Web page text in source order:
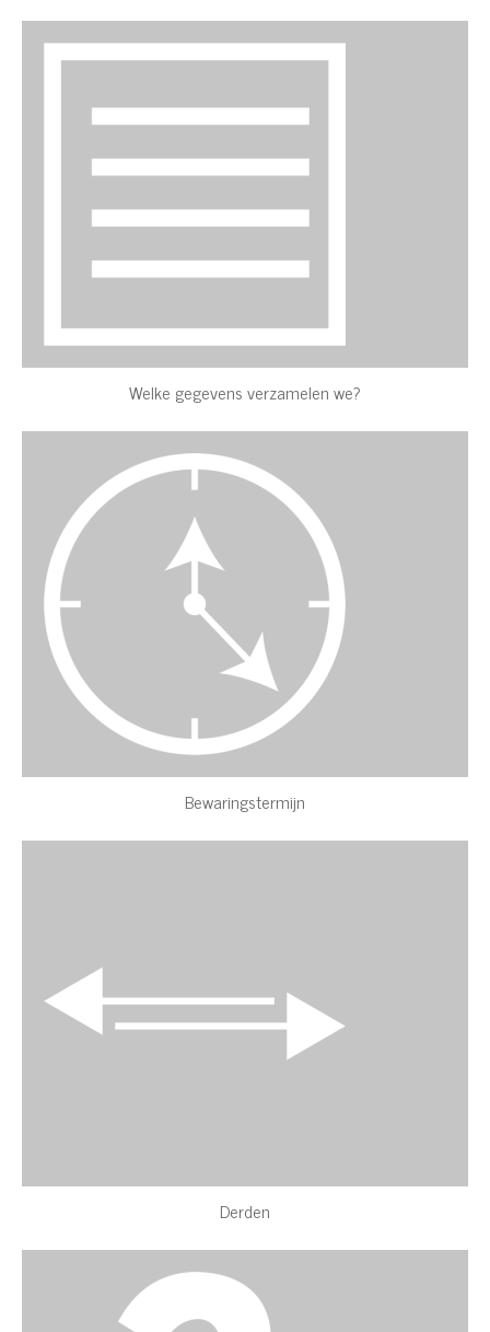
Welke gegevens verzamelen we?
Bewaringstermijn
Derden